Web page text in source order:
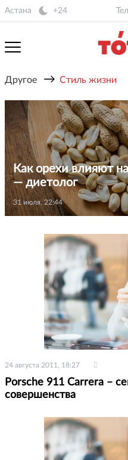
Астана +24
Другое → Стиль жизни
Как орехи влияют
— диетолог
31 июля, 22:44
24 августа 2011, 18:27
Porsche 911 Carrera –
совершенства